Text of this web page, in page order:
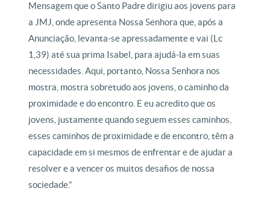
Mensagem que o Santo Padre dirigiu aos jovens para
a JMJ, onde apresenta Nossa Senhora que, após a
Anunciação, levanta-se apressadamente e vai (Lc
1,39) até sua prima Isabel, para ajudá-la em suas
necessidades. Aqui, portanto, Nossa Senhora nos
mostra, mostra sobretudo aos jovens, o caminho da
proximidade e do encontro. E eu acredito que os
jovens, justamente quando seguem esses caminhos,
esses caminhos de proximidade e de encontro, têm a
capacidade em si mesmos de enfrentar e de ajudar a
resolver e a vencer os muitos desafios de nossa
sociedade.”